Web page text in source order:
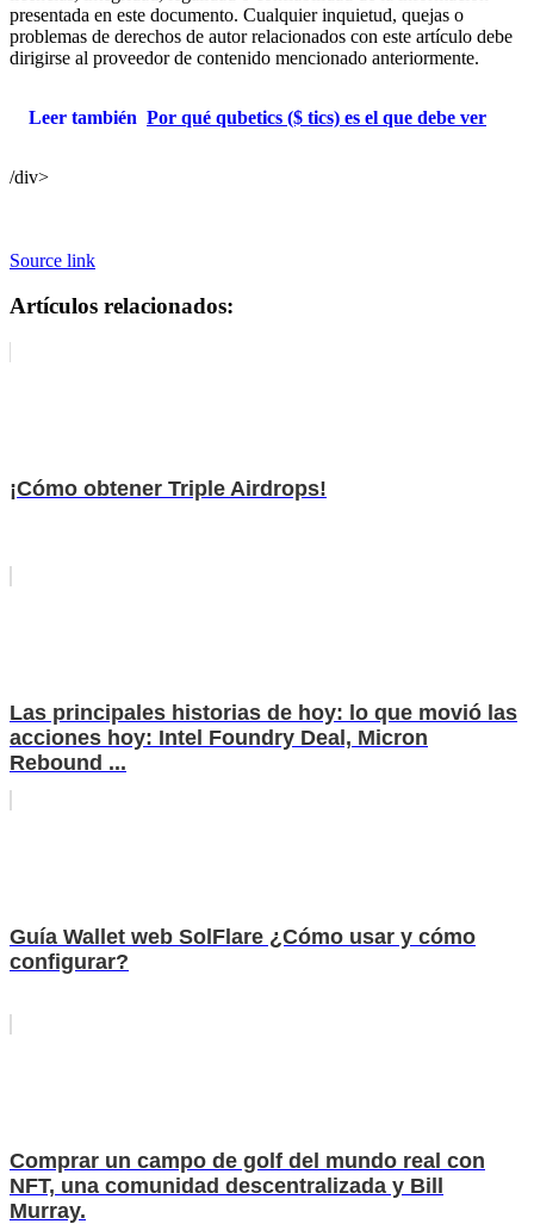
presentada en este documento. Cualquier inquietud, quejas o
problemas de derechos de autor relacionados con este artículo debe
dirigirse al proveedor de contenido mencionado anteriormente.
Leer también Por qué qubetics ($ tics) es el que debe ver
/div>
Source link
Artículos relacionados:
¡Cómo obtener Triple Airdrops!
Las principales historias de hoy: lo que movió las
acciones hoy: Intel Foundry Deal, Micron
Rebound ...
Guía Wallet web SolFlare ¿Cómo usar y cómo
configurar?
Comprar un campo de golf del mundo real con
NFT, una comunidad descentralizada y Bill
Murray.